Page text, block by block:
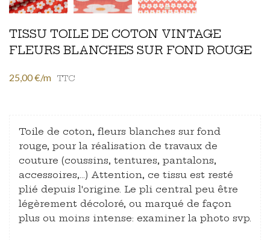
TISSU TOILE DE COTON VINTAGE
FLEURS BLANCHES SUR FOND ROUGE
25,00 €/m TTC
Toile de coton, fleurs blanches sur fond
rouge, pour la réalisation de travaux de
couture (coussins, tentures, pantalons,
accessoires,…) Attention, ce tissu est resté
plié depuis l'origine. Le pli central peu être
légèrement décoloré, ou marqué de façon
plus ou moins intense: examiner la photo svp.